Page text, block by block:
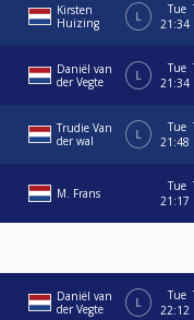
Kirsten
Huizing
L
Tue
21:34
Daniël van
der Vegte
L
Tue
21:34
Trudie Van
der wal
L
Tue
21:48
M. Frans
Tue
21:17
Daniël van
der Vegte
L
Tue
22:12